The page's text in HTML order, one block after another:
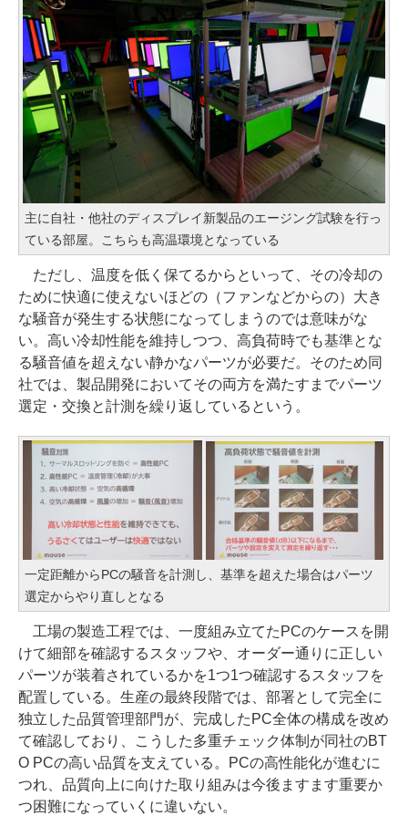
主に自社・他社のディスプレイ新製品のエージング試験を行っ
ている部屋。こちらも高温環境となっている
ただし、温度を低く保てるからといって、その冷却の
ために快適に使えないほどの（ファンなどからの）大き
な騒音が発生する状態になってしまうのでは意味がな
い。高い冷却性能を維持しつつ、高負荷時でも基準とな
る騒音値を超えない静かなパーツが必要だ。そのため同
社では、製品開発においてその両方を満たすまでパーツ
選定・交換と計測を繰り返しているという。
一定距離からPCの騒音を計測し、基準を超えた場合はパーツ
選定からやり直しとなる
工場の製造工程では、一度組み立てたPCのケースを開
けて細部を確認するスタッフや、オーダー通りに正しい
パーツが装着されているかを1つ1つ確認するスタッフを
配置している。生産の最終段階では、部署として完全に
独立した品質管理部門が、完成したPC全体の構成を改め
て確認しており、こうした多重チェック体制が同社のBT
O PCの高い品質を支えている。PCの高性能化が進むに
つれ、品質向上に向けた取り組みは今後ますます重要か
つ困難になっていくに違いない。